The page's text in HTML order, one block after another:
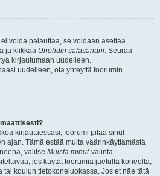
voida palauttaa, se voidaan asettaa
ja klikkaa Unohdin salasanani. Seuraa
kirjautumaan uudelleen.
uudelleen, ota yhteyttä foorumin
kirjautuessasi, foorumi pitää sinut
ajan. Tämä estää muita väärinkäyttämästä
valitse Muista minut-valinta
jos käytät foorumia jaetulta koneelta,
tai koulun tietokoneluokassa. Jos et näe tätä